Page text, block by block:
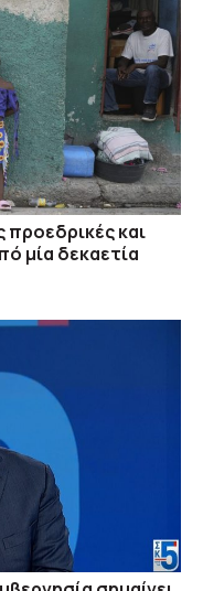
προεδρικές και
μία δεκαετία